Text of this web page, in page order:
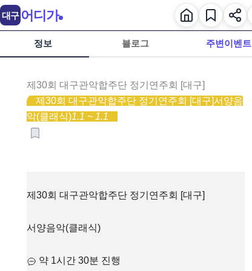
정보 블로그 주변이벤트
제30회 대구관악합주단 정기연주회 [대구]
제30회 대구관악합주단 정기연주회 [대구]서양음
악(클래식)1.1 ~ 1.1
제30회 대구관악합주단 정기연주회 [대구]
서양음악(클래식)
약 1시간 30분 진행
대구 어디가